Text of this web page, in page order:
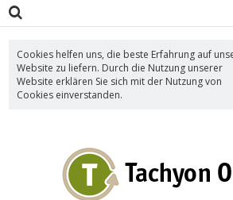
Cookies helfen uns, die beste Erfahrung auf
Website zu liefern. Durch die Nutzung unserer
Website erklären Sie sich mit der Nutzung von
Cookies einverstanden.